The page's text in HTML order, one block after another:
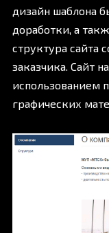
дизайн шаблона
доработки, а
структура сайта
заказчика. Сайт
использованием
графических